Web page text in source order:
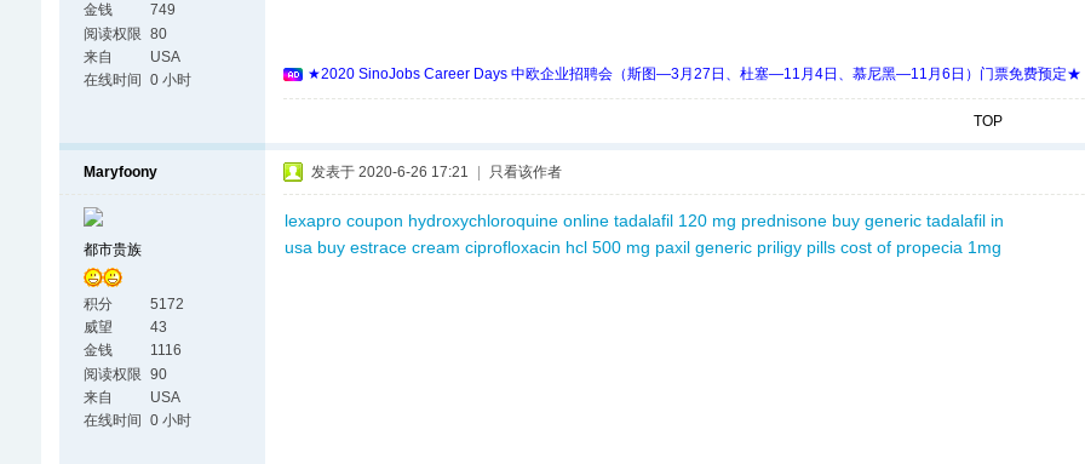
金钱
749
阅读权限 80
来自
USA
在线时间
0 小时 ★2020 SinoJobs Career Days 中欧企业招聘会（斯图—3月27日、杜塞—11月4日、慕尼黑—11月6日）门票免费预定★
TOP
Maryfoony
都市贵族
积分
5172
威望
43
金钱
1116
阅读权限 90
来自
USA
在线时间
0 小时
发表于 2020-6-26 17:21 只看该作者
lexapro coupon hydroxychloroquine online tadalafil 120 mg prednisone buy generic tadalafil in
usa buy estrace cream ciprofloxacin hcl 500 mg paxil generic priligy pills cost of propecia 1mg